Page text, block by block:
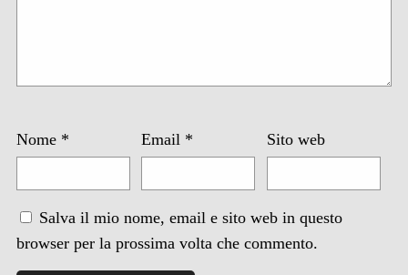
Nome * Email * Sito web
Salva il mio nome, email e sito web in questo
browser per la prossima volta che commento.